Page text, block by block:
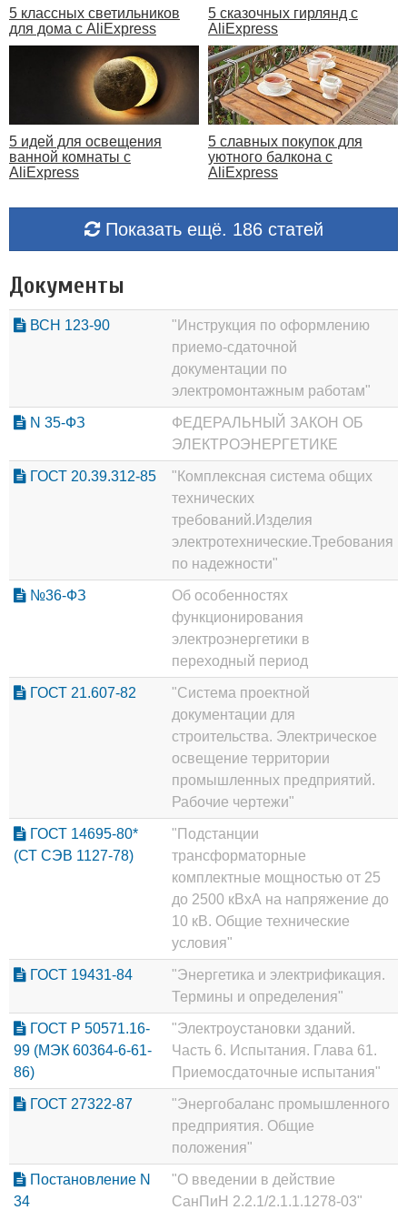
5 классных светильников
для дома с AliExpress
5 сказочных гирлянд с
AliExpress
5 идей для освещения
ванной комнаты с
AliExpress
5 славных покупок для
уютного балкона с
AliExpress
Показать ещё. 186 статей
Документы
ВСН 123-90
"Инструкция по оформлению
приемо-сдаточной
документации по
электромонтажным работам"
N 35-ФЗ
ФЕДЕРАЛЬНЫЙ ЗАКОН ОБ
ЭЛЕКТРОЭНЕРГЕТИКЕ
ГОСТ 20.39.312-85
"Комплексная система общих
технических
требований.Изделия
электротехнические.Требования
по надежности"
№36-ФЗ
Об особенностях
функционирования
электроэнергетики в
переходный период
ГОСТ 21.607-82
"Система проектной
документации для
строительства. Электрическое
освещение территории
промышленных предприятий.
Рабочие чертежи"
ГОСТ 14695-80*
(СТ СЭВ 1127-78)
"Подстанции
трансформаторные
комплектные мощностью от 25
до 2500 кВхА на напряжение до
10 кВ. Общие технические
условия"
ГОСТ 19431-84
"Энергетика и электрификация.
Термины и определения"
ГОСТ Р 50571.16-
99 (МЭК 60364-6-61-
86)
"Электроустановки зданий.
Часть 6. Испытания. Глава 61.
Приемосдаточные испытания"
ГОСТ 27322-87
"Энергобаланс промышленного
предприятия. Общие
положения"
Постановление N
34
"О введении в действие
СанПиН 2.2.1/2.1.1.1278-03"